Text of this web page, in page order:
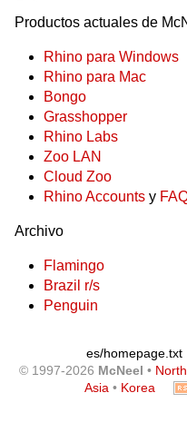
Productos actuales de
Rhino para Windows
Rhino para Mac
Bongo
Grasshopper
Rhino Labs
Zoo LAN
Cloud Zoo
Rhino Accounts y
Archivo
Flamingo
Brazil r/s
Penguin
es/homepage.txt
© 1997-2026 McNeel •
Asia • Korea